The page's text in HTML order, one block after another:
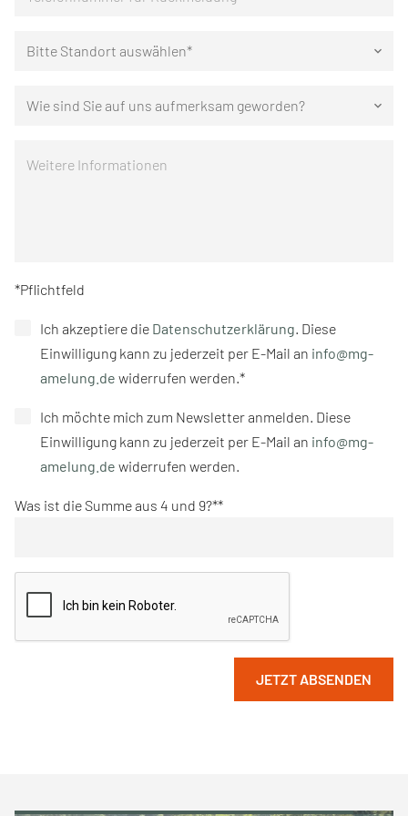
Bitte Standort auswählen* keyboard_arrow_down
Wie sind Sie auf uns aufmerksam geworden? keyboard_arrow_down
*Pflichtfeld
Ich akzeptiere die Datenschutzerklärung . Diese
Einwilligung kann zu jederzeit per E-Mail an info@mg-
amelung.de widerrufen werden.*
Ich möchte mich zum Newsletter anmelden. Diese
Einwilligung kann zu jederzeit per E-Mail an info@mg-
amelung.de widerrufen werden.
Was ist die Summe aus 4 und 9?*
JETZT ABSENDEN